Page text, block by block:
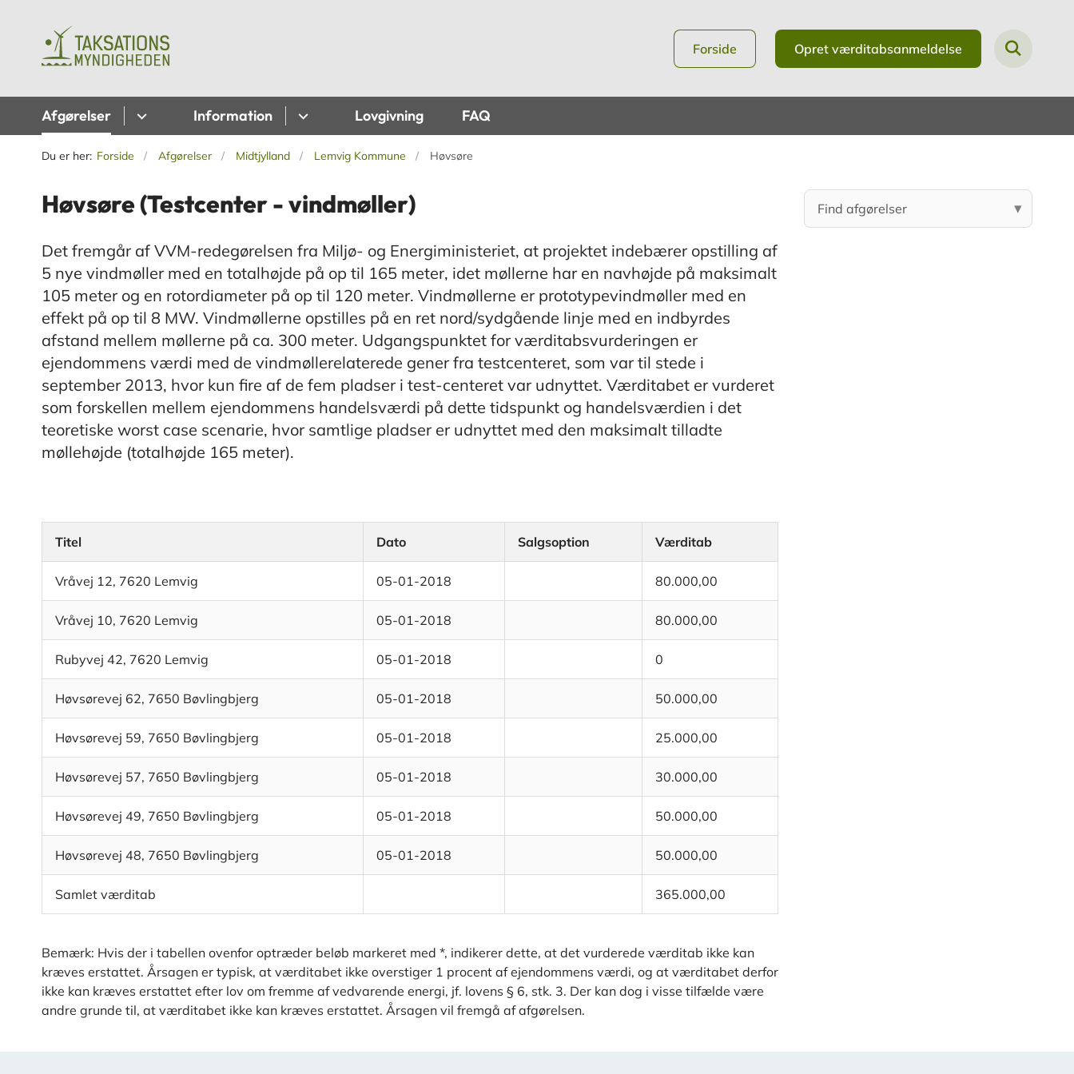
Forside Opret værditabsanmeldelse
Afgørelser Information Lovgivning FAQ
Du er her: Forside Afgørelser Midtjylland Lemvig Kommune Høvsøre
Høvsøre (Testcenter - vindmøller)
Det fremgår af VVM-redegørelsen fra Miljø- og Energiministeriet, at projektet indebærer opstilling af
5 nye vindmøller med en totalhøjde på op til 165 meter, idet møllerne har en navhøjde på maksimalt
105 meter og en rotordiameter på op til 120 meter. Vindmøllerne er prototypevindmøller med en
effekt på op til 8 MW. Vindmøllerne opstilles på en ret nord/sydgående linje med en indbyrdes
afstand mellem møllerne på ca. 300 meter. Udgangspunktet for værditabsvurderingen er
ejendommens værdi med de vindmøllerelaterede gener fra testcenteret, som var til stede i
september 2013, hvor kun fire af de fem pladser i test-centeret var udnyttet. Værditabet er vurderet
som forskellen mellem ejendommens handelsværdi på dette tidspunkt og handelsværdien i det
teoretiske worst case scenarie, hvor samtlige pladser er udnyttet med den maksimalt tilladte
møllehøjde (totalhøjde 165 meter).
Titel Dato Salgsoption Værditab
Vråvej 12, 7620 Lemvig 05-01-2018 80.000,00
Vråvej 10, 7620 Lemvig 05-01-2018 80.000,00
Rubyvej 42, 7620 Lemvig 05-01-2018 0
Høvsørevej 62, 7650 Bøvlingbjerg 05-01-2018 50.000,00
Høvsørevej 59, 7650 Bøvlingbjerg 05-01-2018 25.000,00
Høvsørevej 57, 7650 Bøvlingbjerg 05-01-2018 30.000,00
Høvsørevej 49, 7650 Bøvlingbjerg 05-01-2018 50.000,00
Høvsørevej 48, 7650 Bøvlingbjerg 05-01-2018 50.000,00
Samlet værditab 365.000,00
Bemærk: Hvis der i tabellen ovenfor optræder beløb markeret med *, indikerer dette, at det vurderede værditab ikke kan
kræves erstattet. Årsagen er typisk, at værditabet ikke overstiger 1 procent af ejendommens værdi, og at værditabet derfor
ikke kan kræves erstattet efter lov om fremme af vedvarende energi, jf. lovens § 6, stk. 3. Der kan dog i visse tilfælde være
andre grunde til, at værditabet ikke kan kræves erstattet. Årsagen vil fremgå af afgørelsen.